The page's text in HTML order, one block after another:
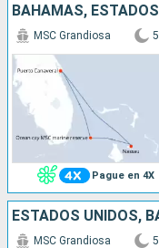
BAHAMAS,
Pague en 4X
MSC Grandiosa
ESTADOS UNIDOS,
MSC Grandiosa